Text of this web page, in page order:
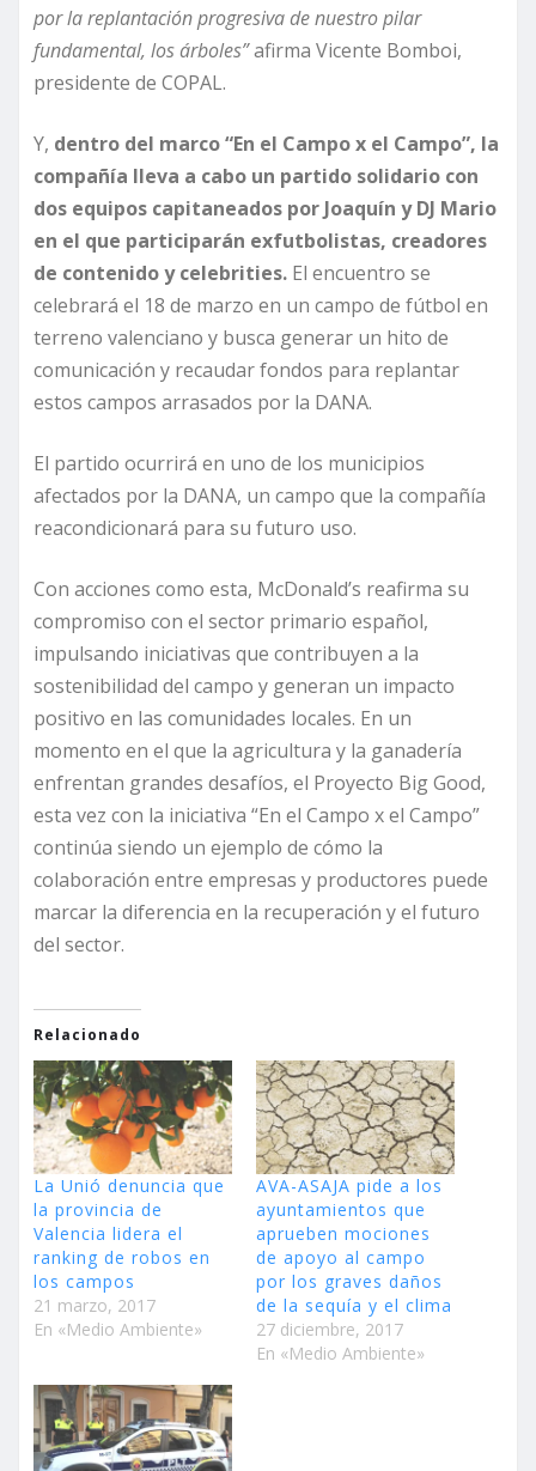
por la replantación progresiva de nuestro pilar
fundamental, los árboles”afirma Vicente Bomboi,
presidente de COPAL.
Y, dentro del marco “En el Campo x el Campo”, la
compañía lleva a cabo un partido solidario con
dos equipos capitaneados por Joaquín y DJ Mario
en el que participarán exfutbolistas, creadores
de contenido y celebrities. El encuentro se
celebrará el 18 de marzo en un campo de fútbol en
terreno valenciano y busca generar un hito de
comunicación y recaudar fondos para replantar
estos campos arrasados por la DANA.
El partido ocurrirá en uno de los municipios
afectados por la DANA, un campo que la compañía
reacondicionará para su futuro uso.
Con acciones como esta, McDonald’s reafirma su
compromiso con el sector primario español,
impulsando iniciativas que contribuyen a la
sostenibilidad del campo y generan un impacto
positivo en las comunidades locales. En un
momento en el que la agricultura y la ganadería
enfrentan grandes desafíos, el Proyecto Big Good,
esta vez con la iniciativa “En el Campo x el Campo”
continúa siendo un ejemplo de cómo la
colaboración entre empresas y productores puede
marcar la diferencia en la recuperación y el futuro
del sector.
Relacionado
La Unió denuncia que
la provincia de
Valencia lidera el
ranking de robos en
los campos
21 marzo, 2017
En «Medio Ambiente»
AVA-ASAJA pide a los
ayuntamientos que
aprueben mociones
de apoyo al campo
por los graves daños
de la sequía y el clima
27 diciembre, 2017
En «Medio Ambiente»